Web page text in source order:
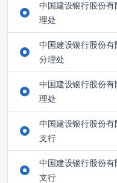
中国建设银行股份
理处
中国建设银行股份
分理处
中国建设银行股份
理处
中国建设银行股份
支行
中国建设银行股份
支行